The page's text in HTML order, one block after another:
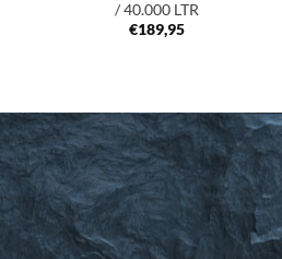
/ 40.000 LTR
€189,95